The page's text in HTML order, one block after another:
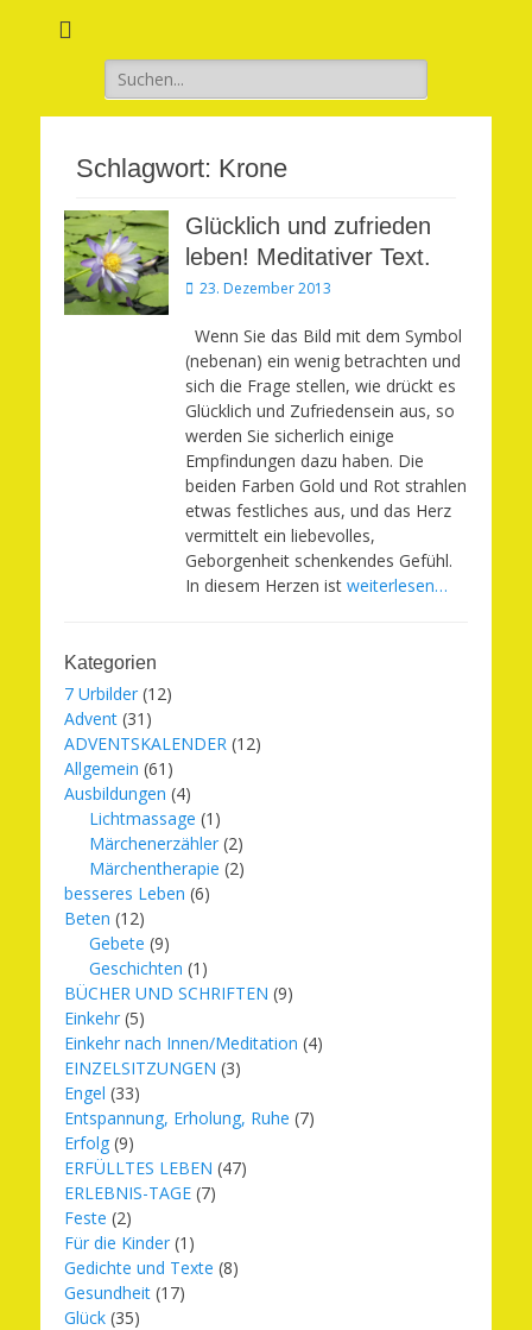
Suchen
nach:
Schlagwort: Krone
Glücklich und zufrieden
leben! Meditativer Text.
Veröffentlicht
23. Dezember 2013
Wenn Sie das Bild mit dem Symbol
(nebenan) ein wenig betrachten und
sich die Frage stellen, wie drückt es
Glücklich und Zufriedensein aus, so
werden Sie sicherlich einige
Empfindungen dazu haben. Die
beiden Farben Gold und Rot strahlen
etwas festliches aus, und das Herz
vermittelt ein liebevolles,
Geborgenheit schenkendes Gefühl.
In diesem Herzen ist weiterlesen…
Kategorien
7 Urbilder (12)
Advent (31)
ADVENTSKALENDER (12)
Allgemein (61)
Ausbildungen (4)
Lichtmassage (1)
Märchenerzähler (2)
Märchentherapie (2)
besseres Leben (6)
Beten (12)
Gebete (9)
Geschichten (1)
BÜCHER UND SCHRIFTEN (9)
Einkehr (5)
Einkehr nach Innen/Meditation (4)
EINZELSITZUNGEN (3)
Engel (33)
Entspannung, Erholung, Ruhe (7)
Erfolg (9)
ERFÜLLTES LEBEN (47)
ERLEBNIS-TAGE (7)
Feste (2)
Für die Kinder (1)
Gedichte und Texte (8)
Gesundheit (17)
Glück (35)